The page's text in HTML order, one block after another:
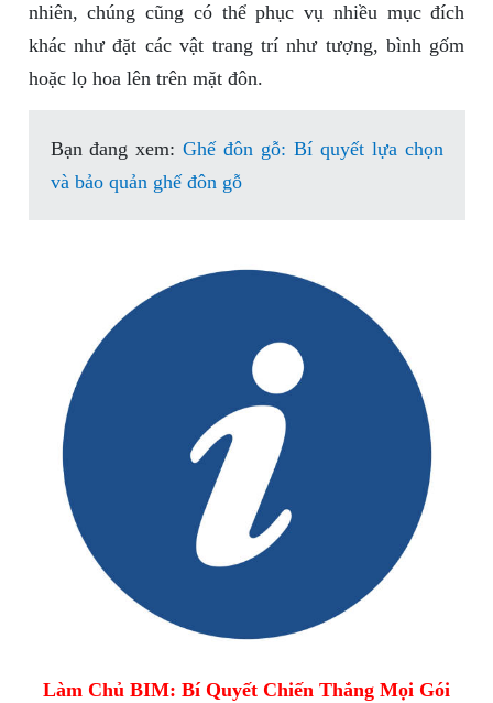
nhiên, chúng cũng có thể phục vụ nhiều mục đích
khác như đặt các vật trang trí như tượng, bình gốm
hoặc lọ hoa lên trên mặt đôn.
Bạn đang xem:Ghế đôn gỗ: Bí quyết lựa chọn
và bảo quản ghế đôn gỗ
Làm Chủ BIM: Bí Quyết Chiến Thắng Mọi Gói